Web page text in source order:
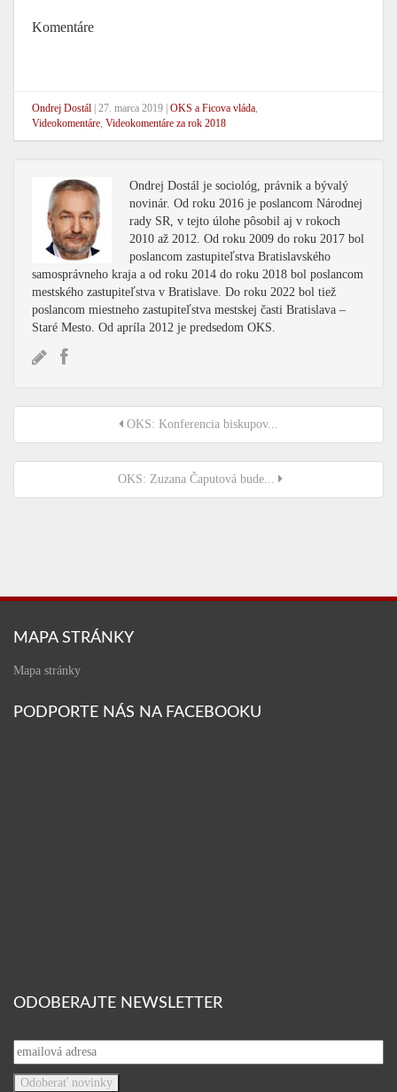
Komentáre
Ondrej Dostál 27. marca 2019 OKS a Ficova vláda,
Videokomentáre, Videokomentáre za rok 2018
Ondrej Dostál je sociológ, právnik a bývalý
novinár. Od roku 2016 je poslancom Národnej
rady SR, v tejto úlohe pôsobil aj v rokoch
2010 až 2012. Od roku 2009 do roku 2017 bol
poslancom zastupiteľstva Bratislavského
samosprávneho kraja a od roku 2014 do roku 2018 bol poslancom
mestského zastupiteľstva v Bratislave. Do roku 2022 bol tiež
poslancom miestneho zastupiteľstva mestskej časti Bratislava –
Staré Mesto. Od apríla 2012 je predsedom OKS.
OKS: Konferencia biskupov...
OKS: Zuzana Čaputová bude...
MAPA STRÁNKY
Mapa stránky
PODPORTE NÁS NA FACEBOOKU
ODOBERAJTE NEWSLETTER